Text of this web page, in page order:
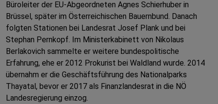
Büroleiter der EU-Abgeordneten Agnes Schierhuber in
Brüssel, später im Österreichischen Bauernbund. Danach
folgten Stationen bei Landesrat Josef Plank und bei
Stephan Pernkopf. Im Ministerkabinett von Nikolaus
Berlakovich sammelte er weitere bundespolitische
Erfahrung, ehe er 2012 Prokurist bei Waldland wurde. 2014
übernahm er die Geschäftsführung des Nationalparks
Thayatal, bevor er 2017 als Finanzlandesrat in die NÖ
Landesregierung einzog.